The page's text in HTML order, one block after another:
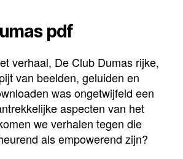
pdf
verhaal, De Club Dumas rijke,
van beelden, geluiden en
was ongetwijfeld een
aspecten van het
we verhalen tegen die
als empowerend zijn?